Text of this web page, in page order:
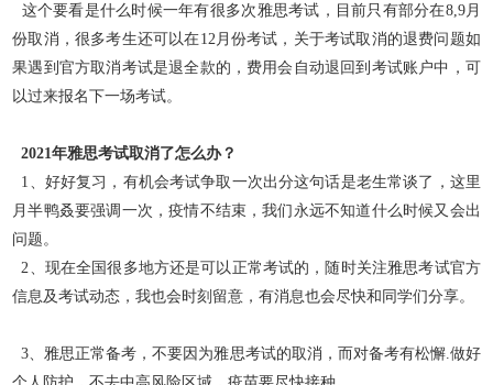
这个要看是什么时候一年有很多次雅思考试，目前只有部分在8,9月
份取消，很多考生还可以在12月份考试，关于考试取消的退费问题如
果遇到官方取消考试是退全款的，费用会 自动退回到考试账户中，可
以过来报名下一场考试。
2021年雅思考试取消了怎么办？
1、好好复习，有机会考试争取一次出分这句话是老生常谈了，这里
月半鸭叒要强调一次，疫情不结束，我们永远不知道什么时候又会出
问题。
2、现在全国很多地方还是可以正常考试的，随时关注雅思考试官方
信息及考试动态，我也会时刻留意，有消息也会尽快和同学们分享。
3、雅思正常备考，不要因为雅思考试的取消，而对备考有松懈.做好